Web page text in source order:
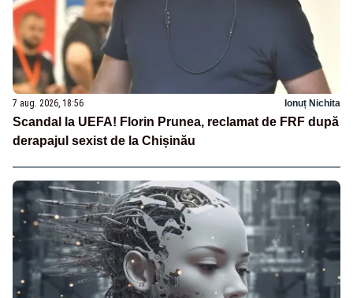
7 aug. 2026, 18:56 Ionuț Nichita
Scandal la UEFA! Florin Prunea, reclamat de FRF după
derapajul sexist de la Chișinău